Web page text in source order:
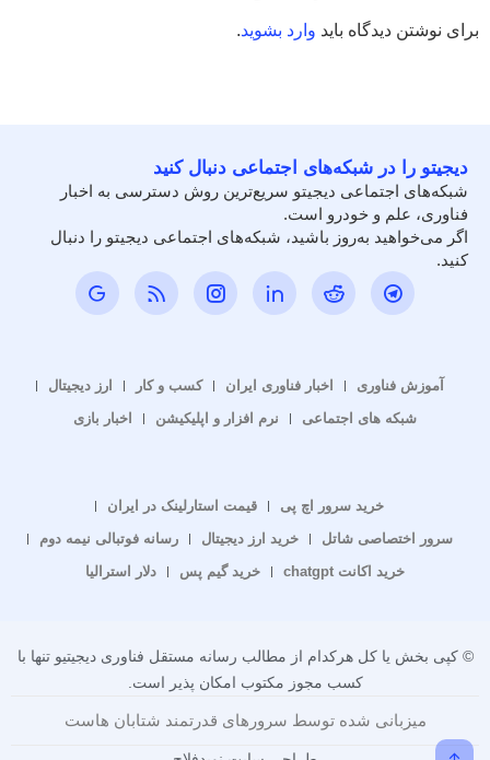
برای نوشتن دیدگاه باید وارد بشوید.
دیجیتو را در شبکه‌های اجتماعی دنبال کنید
شبکه‌های اجتماعی دیجیتو سریع‌ترین روش دسترسی به اخبار
فناوری، علم و خودرو است.
اگر می‌خواهید به‌روز باشید، شبکه‌های اجتماعی دیجیتو را دنبال
کنید.
آموزش فناوری اخبار فناوری ایران کسب و کار
ارز دیجیتال
شبکه های اجتماعی
نرم افزار و اپلیکیشن اخبار بازی
خرید سرور اچ پی
قیمت استارلینک در ایران
سرور اختصاصی شاتل
خرید ارز دیجیتال
رسانه فوتبالی نیمه دوم
خرید اکانت chatgpt
خرید گیم پس دلار استرالیا
© کپی بخش یا کل هرکدام از مطالب رسانه مستقل فناوری دیجیتیو تنها با
کسب مجوز مکتوب امکان پذیر است.
میزبانی شده توسط سرورهای قدرتمند شتابان هاست